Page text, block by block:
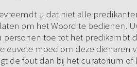
u dat niet alle
om het Woord te bedienen.
personen toe tot het predikambt
euvele moed om deze dienaren
de fout dan bij het curatorium of